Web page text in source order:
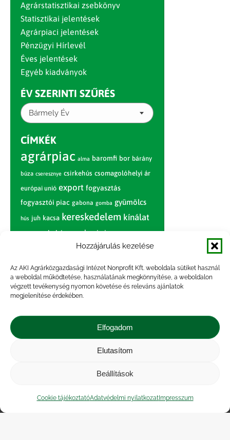
Hozzájárulás kezelése
Az AKI Agrárközgazdasági Intézet Nonprofit Kft. weboldala sütiket használ
a weboldal működtetése, használatának megkönnyítése, a weboldalon
végzett tevékenység nyomon követése és releváns ajánlatok
megjelenítése érdekében.
Elfogadom
Elutasítom
Beállítások
Cookie tájékoztatóAdatvédelmi nyilatkozatImpresszum
Agrárstatisztikai zsebkönyv
Statisztikai jelentések
Agrárpiaci jelentések
Pénzügyi Hírlevél
Éves jelentések
Egyéb kiadványok
ÉV SZERINTI SZŰRÉS
Bármely Év
CÍMKÉK
agrárpiac alma baromfi bor bárány
búza cseresznye csirkehús csomagolóhelyi ár
európai unió export fogyasztás
fogyasztói piac gabona gomba gyümölcs
hús juh kacsa kereskedelem kínálat
körte marhahús nagybani piac narancs
nemzetközi árinformációk
paradicsom piac piaci jelentés
pulyka pulykahús sertés sertéshús
szarvasmarha termelés
termelői
zöldség árak
átlagárértékesítési ár
Közérdekű adatok
| Adatvédelmi nyilatkozat
|